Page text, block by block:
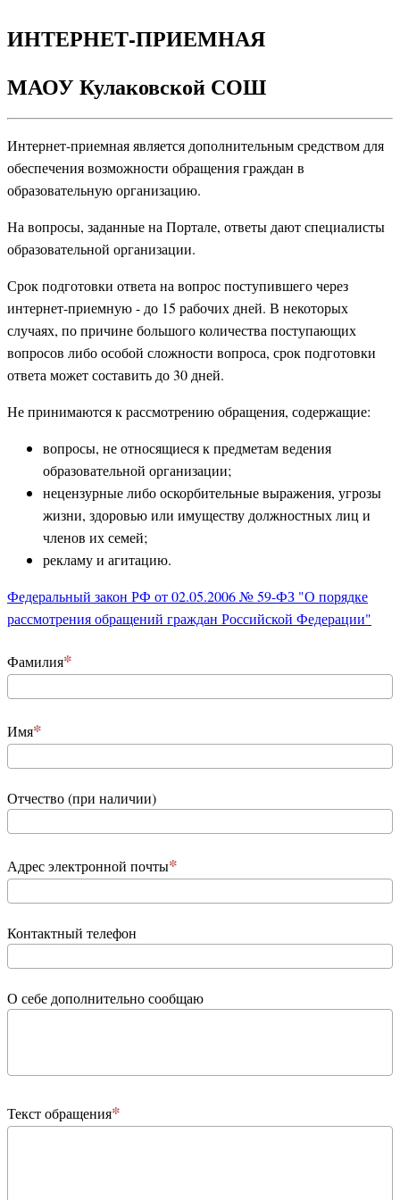
ИНТЕРНЕТ-ПРИЕМНАЯ
МАОУ Кулаковской СОШ
Интернет-приемная является дополнительным средством для
обеспечения возможности обращения граждан в
образовательную организацию.
На вопросы, заданные на Портале, ответы дают специалисты
образовательной организации.
Срок подготовки ответа на вопрос поступившего через
интернет-приемную - до 15 рабочих дней. В некоторых
случаях, по причине большого количества поступающих
вопросов либо особой сложности вопроса, срок подготовки
ответа может составить до 30 дней.
Не принимаются к рассмотрению обращения, содержащие:
вопросы, не относящиеся к предметам ведения
образовательной организации;
нецензурные либо оскорбительные выражения, угрозы
жизни, здоровью или имуществу должностных лиц и
членов их семей;
рекламу и агитацию.
Федеральный закон РФ от 02.05.2006 № 59-ФЗ "О порядке
рассмотрения обращений граждан Российской Федерации"
Фамилия
Имя
Отчество (при наличии)
Адрес электронной почты
Контактный телефон
О себе дополнительно сообщаю
Текст обращения